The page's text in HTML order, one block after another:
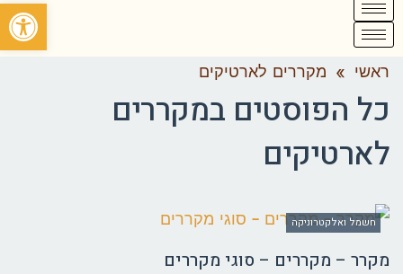
ראשי » מקררים לארטיקים
כל הפוסטים במקררים
לארטיקים
חשמל ואלקטרוניקה
מקרר – מקררים – סוגי מקררים